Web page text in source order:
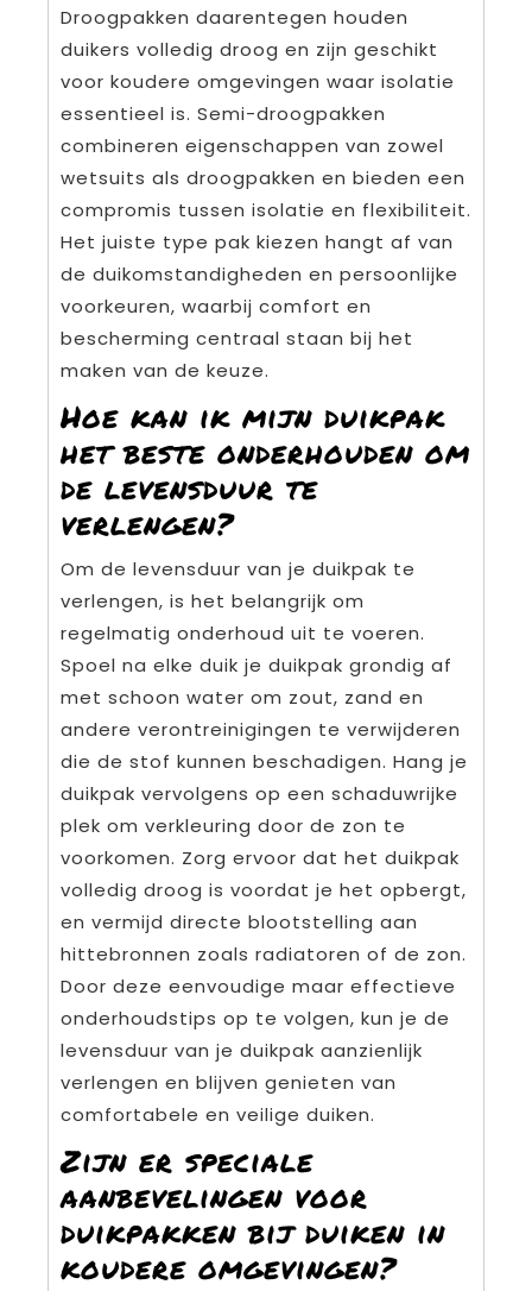
Droogpakken daarentegen houden
duikers volledig droog en zijn geschikt
voor koudere omgevingen waar isolatie
essentieel is. Semi-droogpakken
combineren eigenschappen van zowel
wetsuits als droogpakken en bieden een
compromis tussen isolatie en flexibiliteit.
Het juiste type pak kiezen hangt af van
de duikomstandigheden en persoonlijke
voorkeuren, waarbij comfort en
bescherming centraal staan bij het
maken van de keuze.
Hoe kan ik mijn duikpak
het beste onderhouden om
de levensduur te
verlengen?
Om de levensduur van je duikpak te
verlengen, is het belangrijk om
regelmatig onderhoud uit te voeren.
Spoel na elke duik je duikpak grondig af
met schoon water om zout, zand en
andere verontreinigingen te verwijderen
die de stof kunnen beschadigen. Hang je
duikpak vervolgens op een schaduwrijke
plek om verkleuring door de zon te
voorkomen. Zorg ervoor dat het duikpak
volledig droog is voordat je het opbergt,
en vermijd directe blootstelling aan
hittebronnen zoals radiatoren of de zon.
Door deze eenvoudige maar effectieve
onderhoudstips op te volgen, kun je de
levensduur van je duikpak aanzienlijk
verlengen en blijven genieten van
comfortabele en veilige duiken.
Zijn er speciale
aanbevelingen voor
duikpakken bij duiken in
koudere omgevingen?